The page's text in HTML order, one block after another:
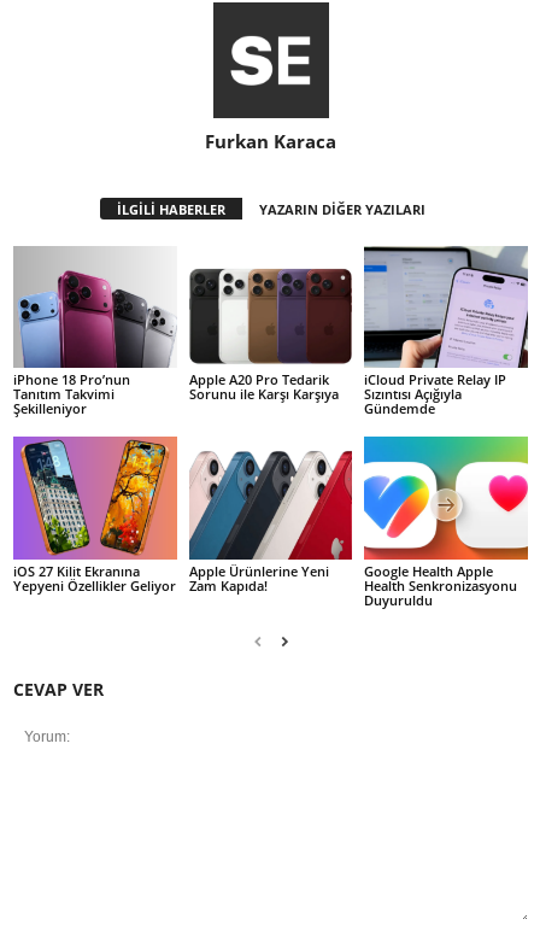
Furkan Karaca
İLGİLİ HABERLER YAZARIN DİĞER YAZILARI
iPhone 18 Pro’nun
Tanıtım Takvimi
Şekilleniyor
Apple A20 Pro Tedarik
Sorunu ile Karşı Karşıya
iCloud Private Relay IP
Sızıntısı Açığıyla
Gündemde
iOS 27 Kilit Ekranına
Yepyeni Özellikler Geliyor
Apple Ürünlerine Yeni
Zam Kapıda!
Google Health Apple
Health Senkronizasyonu
Duyuruldu
CEVAP VER